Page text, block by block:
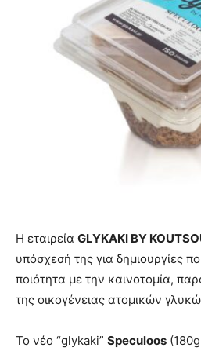
Η εταιρεία GLYKAKI BY
υπόσχεσή της για δημιουργίες
ποιότητα με την καινοτομία,
της οικογένειας ατομικών
Το νέο “glykaki” Speculoos